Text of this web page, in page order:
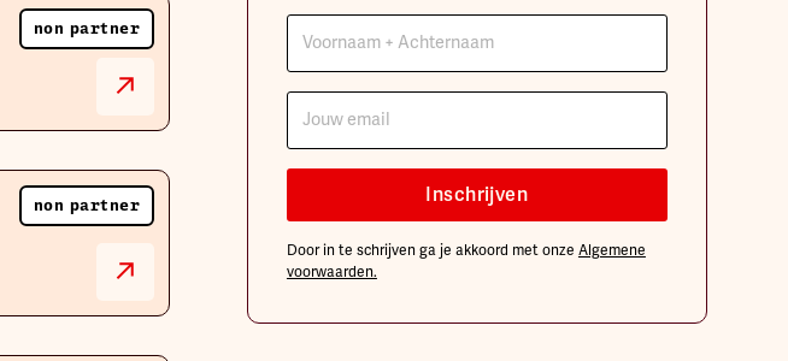
non partner
non partner
Door in te schrijven ga je akkoord met onze Algemene
voorwaarden.